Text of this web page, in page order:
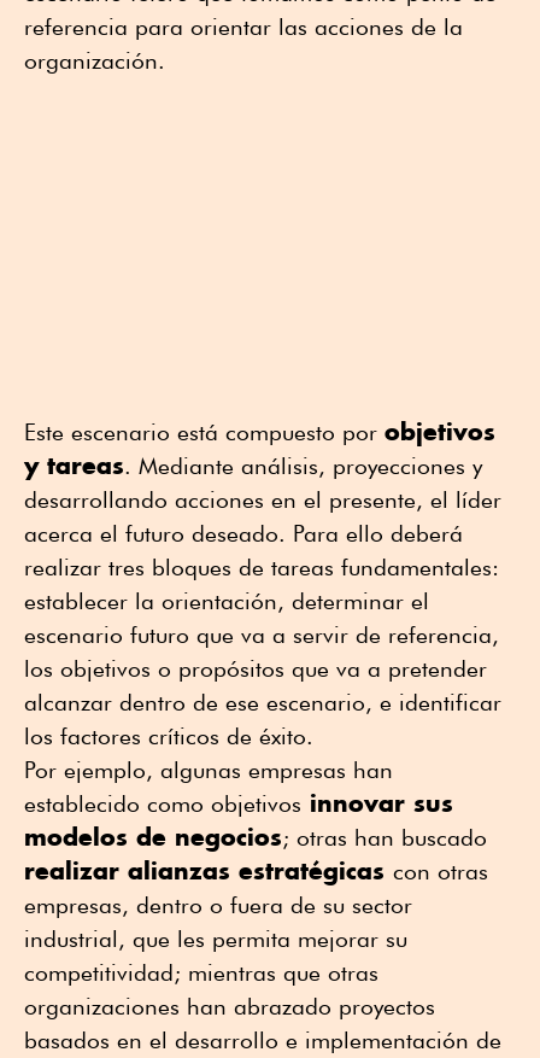
referencia para orientar las acciones de la
organización.
Este escenario está compuesto por objetivos
y tareas. Mediante análisis, proyecciones y
desarrollando acciones en el presente, el líder
acerca el futuro deseado. Para ello deberá
realizar tres bloques de tareas fundamentales:
establecer la orientación, determinar el
escenario futuro que va a servir de referencia,
los objetivos o propósitos que va a pretender
alcanzar dentro de ese escenario, e identificar
los factores críticos de éxito.
Por ejemplo, algunas empresas han
establecido como objetivos innovar sus
modelos de negocios; otras han buscado
realizar alianzas estratégicas con otras
empresas, dentro o fuera de su sector
industrial, que les permita mejorar su
competitividad; mientras que otras
organizaciones han abrazado proyectos
basados en el desarrollo e implementación de